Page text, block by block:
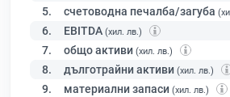
5. счетоводна печалба/загуба
6. EBITDA (хил. лв.)
7. общо активи (хил. лв.)
8. дълготрайни активи (хил. лв.)
9. материални запаси (хил. лв.)